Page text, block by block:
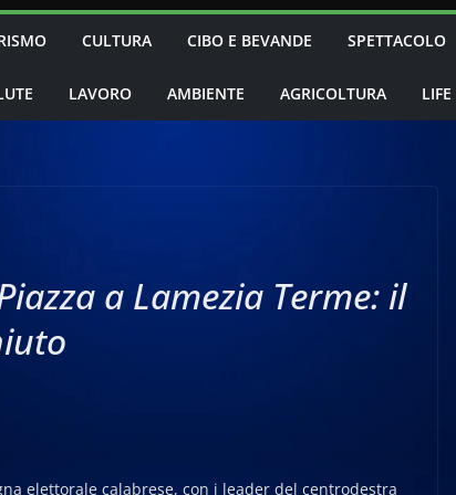
CULTURA CIBO E BEVANDE SPETTACOLO
LAVORO AMBIENTE AGRICOLTURA
a Lamezia Terme: il
elettorale calabrese, con i leader del centrodestra